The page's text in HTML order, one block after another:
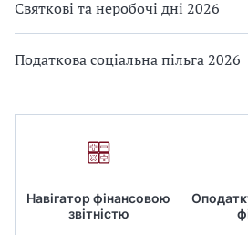
Святкові та неробочі дні 2026
Податкова соціальна пільга 2026
Навігатор фінансовою
звітністю